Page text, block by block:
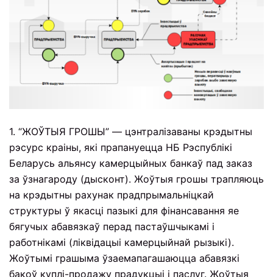
1. “ЖОЎТЫЯ ГРОШЫ” — цэнтралізаваны крэдытны
рэсурс краіны, які прапануецца НБ Рэспублікі
Беларусь альянсу камерцыйных банкаў пад заказ
за ўзнагароду (дысконт). Жоўтыя грошы трапляюць
на крэдытны рахунак прадпрымальніцкай
структуры ў якасці пазыкі для фінансавання яе
бягучых абавязкаў перад пастаўшчыкамі і
работнікамі (ліквідацыі камерцыйнай рызыкі).
Жоўтымі грашыма ўзаемапагашаюцца абавязкі
бакоў куплі-продажу прадукцыі і паслуг. Жоўтыя